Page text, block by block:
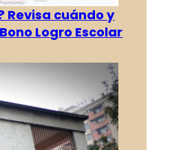
Revisa cuándo y
Logro Escolar